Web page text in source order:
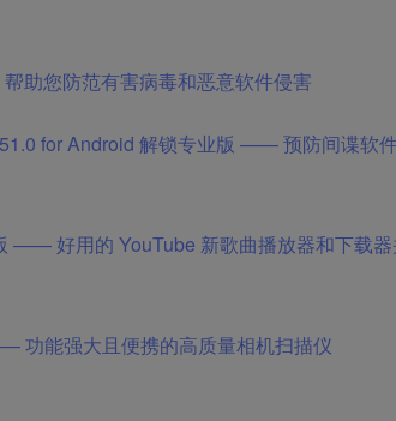
助您防范有害病毒和恶意软件侵害
for Android 解锁专业版 —— 预防间谍软
—— 好用的 YouTube 新歌曲播放器和下载
功能强大且便携的高质量相机扫描仪